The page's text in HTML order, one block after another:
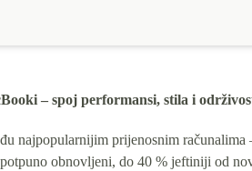
– spoj performansi, stila i
najpopularnijim prijenosnim
obnovljeni, do 40 % jeftiniji od